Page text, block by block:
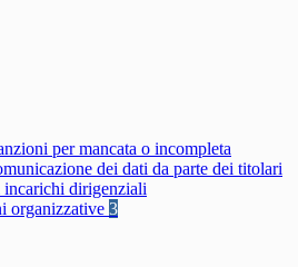
per mancata o incompleta
dei dati da parte dei titolari
incarichi dirigenziali
organizzative 3